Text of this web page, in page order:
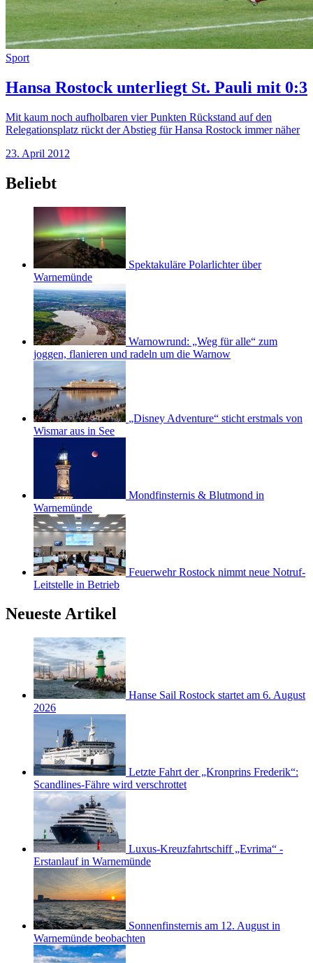
Sport
Hansa Rostock unterliegt St. Pauli mit 0:3
Mit kaum noch aufholbaren vier Punkten Rückstand auf den
Relegationsplatz rückt der Abstieg für Hansa Rostock immer näher
23. April 2012
Beliebt
Spektakuläre Polarlichter über
Warnemünde
Warnowrund: „Weg für alle“ zum
joggen, flanieren und radeln um die Warnow
„Disney Adventure“ sticht erstmals von
Wismar aus in See
Mondfinsternis & Blutmond in
Warnemünde
Feuerwehr Rostock nimmt neue Notruf-
Leitstelle in Betrieb
Neueste Artikel
Hanse Sail Rostock startet am 6. August
2026
Letzte Fahrt der „Kronprins Frederik“:
Scandlines-Fähre wird verschrottet
Luxus-Kreuzfahrtschiff „Evrima“ -
Erstanlauf in Warnemünde
Sonnenfinsternis am 12. August in
Warnemünde beobachten